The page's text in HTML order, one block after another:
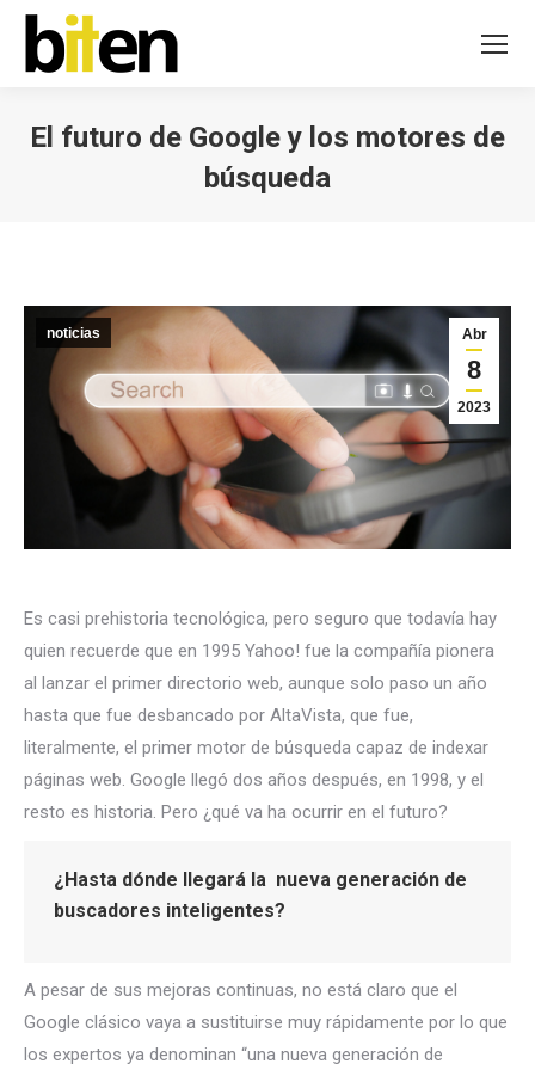
El futuro de Google y los motores de
búsqueda
Abr
8
2023
noticias
Es casi prehistoria tecnológica, pero seguro que todavía hay
quien recuerde que en 1995 Yahoo! fue la compañía pionera
al lanzar el primer directorio web, aunque solo paso un año
hasta que fue desbancado por AltaVista, que fue,
literalmente, el primer motor de búsqueda capaz de indexar
páginas web. Google llegó dos años después, en 1998, y el
resto es historia. Pero ¿qué va ha ocurrir en el futuro?
¿Hasta dónde llegará la nueva generación de
buscadores inteligentes?
A pesar de sus mejoras continuas, no está claro que el
Google clásico vaya a sustituirse muy rápidamente por lo que
los expertos ya denominan “una nueva generación de